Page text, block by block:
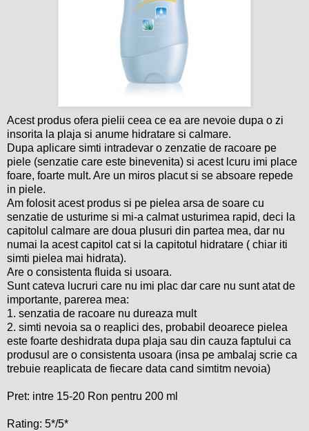
Acest produs ofera pielii ceea ce ea are nevoie dupa o zi
insorita la plaja si anume hidratare si calmare.
Dupa aplicare simti intradevar o zenzatie de racoare pe
piele (senzatie care este binevenita) si acest lcuru imi place
foare, foarte mult. Are un miros placut si se absoare repede
in piele.
Am folosit acest produs si pe pielea arsa de soare cu
senzatie de usturime si mi-a calmat usturimea rapid, deci la
capitolul calmare are doua plusuri din partea mea, dar nu
numai la acest capitol cat si la capitotul hidratare ( chiar iti
simti pielea mai hidrata).
Are o consistenta fluida si usoara.
Sunt cateva lucruri care nu imi plac dar care nu sunt atat de
importante, parerea mea:
1. senzatia de racoare nu dureaza mult
2. simti nevoia sa o reaplici des, probabil deoarece pielea
este foarte deshidrata dupa plaja sau din cauza faptului ca
produsul are o consistenta usoara (insa pe ambalaj scrie ca
trebuie reaplicata de fiecare data cand simtitm nevoia)
Pret: intre 15-20 Ron pentru 200 ml
Rating: 5*/5*